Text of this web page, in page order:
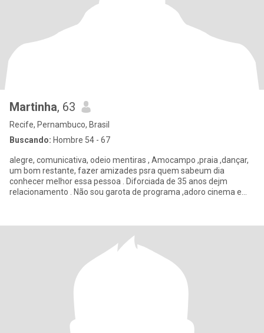
Martinha, 63
Recife, Pernambuco, Brasil
Buscando: Hombre 54 - 67
alegre, comunicativa, odeio mentiras , Amocampo ,praia ,dançar,
um bom restante, fazer amizades psra quem sabeum dia
conhecer melhor essa pessoa . Diforciada de 35 anos dejm
relacionamento . Não sou garota de programa ,adoro cinema e